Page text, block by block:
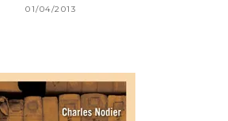
01/04/2013